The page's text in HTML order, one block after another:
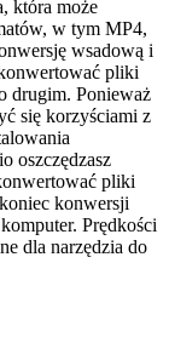
która może
w tym MP4,
wsadową i
pliki
drugim. Ponieważ
się korzyściami z
oszczędzasz
pliki
konwersji
Prędkości
dla narzędzia do